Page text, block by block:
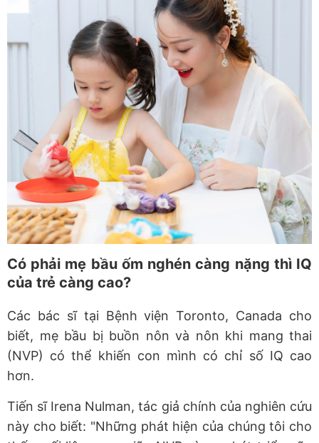
Có phải mẹ bầu ốm nghén càng nặng thì IQ
của trẻ càng cao?
Các bác sĩ tại Bệnh viện Toronto, Canada cho
biết, mẹ bầu bị buồn nôn và nôn khi mang thai
(NVP) có thể khiến con mình có chỉ số IQ cao
hơn.
Tiến sĩ Irena Nulman, tác giả chính của nghiên cứu
này cho biết: "Những phát hiện của chúng tôi cho